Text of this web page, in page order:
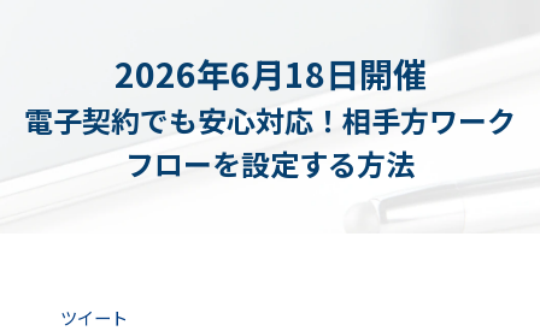
2026年6月18日開催
電子契約でも安心対応！相手方ワーク
フローを設定する方法
ツイート